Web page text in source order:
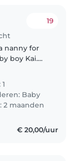
19
nanny for
boy Kai.
times a
Baby
2 maanden
€ 20,00/uur